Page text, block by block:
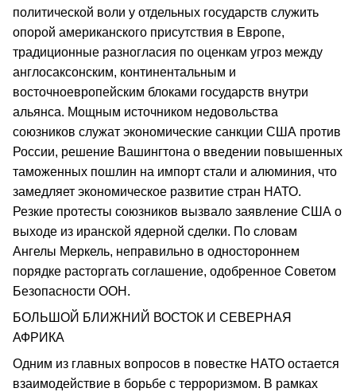
политической воли у отдельных государств служить
опорой американского присутствия в Европе,
традиционные разногласия по оценкам угроз между
англосаксонским, континентальным и
восточноевропейским блоками государств внутри
альянса. Мощным источником недовольства
союзников служат экономические санкции США против
России, решение Вашингтона о введении повышенных
таможенных пошлин на импорт стали и алюминия, что
замедляет экономическое развитие стран НАТО.
Резкие протесты союзников вызвало заявление США о
выходе из иранской ядерной сделки. По словам
Ангелы Меркель, неправильно в одностороннем
порядке расторгать соглашение, одобренное Советом
Безопасности ООН.
БОЛЬШОЙ БЛИЖНИЙ ВОСТОК И СЕВЕРНАЯ
АФРИКА
Одним из главных вопросов в повестке НАТО остается
взаимодействие в борьбе с терроризмом. В рамках